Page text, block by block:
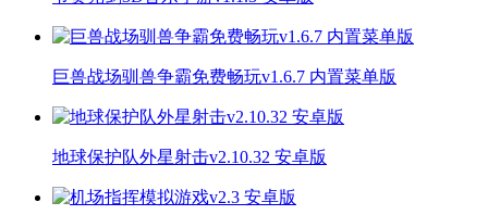
巨兽战场驯兽争霸免费畅玩v1.6.7 内置菜单版
地球保护队外星射击v2.10.32 安卓版